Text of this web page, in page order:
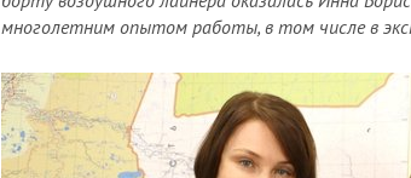
многолетним опытом работы, в том числе в